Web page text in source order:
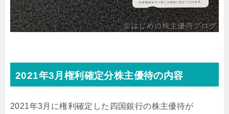
2021年3月権利確定分株主優待の内容
2021年3月に権利確定した四国銀行の株主優待が